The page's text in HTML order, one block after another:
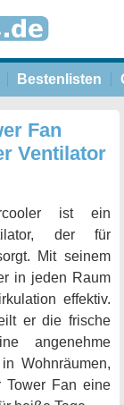
Bestenlisten
Fan
Ventilator
ist ein
der für
Mit seinem
in jeden Raum
effektiv.
er die frische
angenehme
Wohnräumen,
Tower Fan eine